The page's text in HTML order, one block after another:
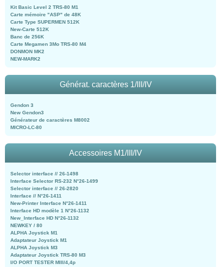
Kit Basic Level 2 TRS-80 M1
Carte mémoire "ASP" de 48K
Carte Type SUPERMEN 512K
New-Carte 512K
Banc de 256K
Carte Megamen 3Mo TRS-80 M4
DONMON MK2
NEW-MARK2
Générat. caractères 1/III/IV
Gendon 3
New Gendon3
Générateur de caractères M8002
MICRO-LC-80
Accessoires M1/III/IV
Selector interface // 26-1498
Interface Selector RS-232 N°26-1499
Selector interface // 26-2820
Interface // N°26-1411
New-Printer Interface N°26-1411
Interface HD modèle 1 N°26-1132
New_Interface HD N°26-1132
NEWKEY / 80
ALPHA Joystick M1
Adaptateur Joystick M1
ALPHA Joystick M3
Adaptateur Joystick TRS-80 M3
I/O PORT TESTER MIII/4,4p